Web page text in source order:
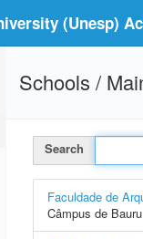
(Unesp)
Schools /
Search
Faculdade de
Câmpus de Bauru